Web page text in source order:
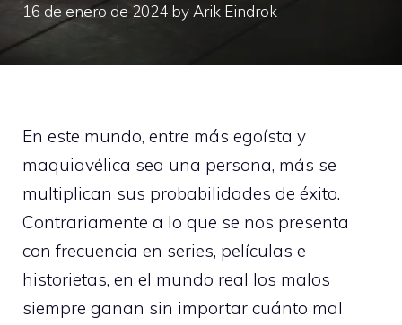
16 de enero de 2024 by Arik Eindrok
En este mundo, entre más egoísta y
maquiavélica sea una persona, más se
multiplican sus probabilidades de éxito.
Contrariamente a lo que se nos presenta
con frecuencia en series, películas e
historietas, en el mundo real los malos
siempre ganan sin importar cuánto mal